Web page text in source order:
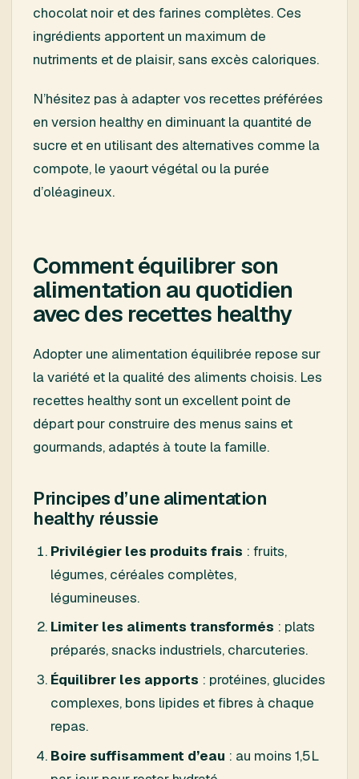
chocolat noir et des farines complètes. Ces
ingrédients apportent un maximum de
nutriments et de plaisir, sans excès caloriques.
N’hésitez pas à adapter vos recettes préférées
en version healthy en diminuant la quantité de
sucre et en utilisant des alternatives comme la
compote, le yaourt végétal ou la purée
d’oléagineux.
Comment équilibrer son
alimentation au quotidien
avec des recettes healthy
Adopter une alimentation équilibrée repose sur
la variété et la qualité des aliments choisis. Les
recettes healthy sont un excellent point de
départ pour construire des menus sains et
gourmands, adaptés à toute la famille.
Principes d’une alimentation
healthy réussie
Privilégier les produits frais : fruits,
légumes, céréales complètes,
légumineuses.
Limiter les aliments transformés : plats
préparés, snacks industriels, charcuteries.
Équilibrer les apports : protéines, glucides
complexes, bons lipides et fibres à chaque
repas.
Boire suffisamment d’eau : au moins 1,5L